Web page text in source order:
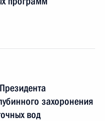
захоронения
вод